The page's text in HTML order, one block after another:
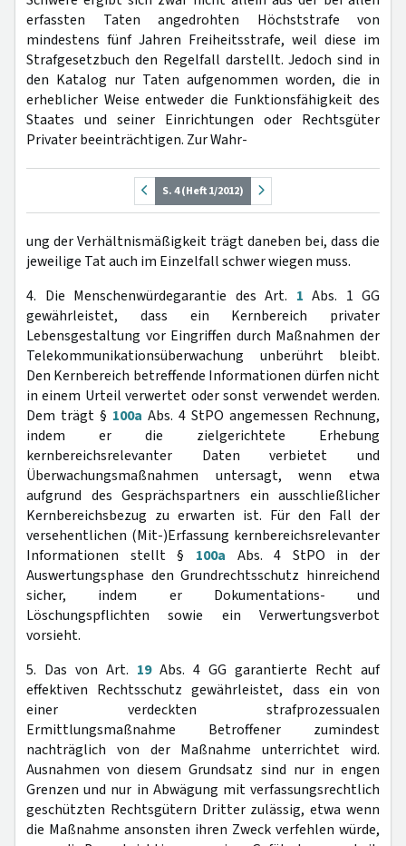
erfassten Taten angedrohten Höchststrafe von
mindestens fünf Jahren Freiheitsstrafe, weil diese im
Strafgesetzbuch den Regelfall darstellt. Jedoch sind in
den Katalog nur Taten aufgenommen worden, die in
erheblicher Weise entweder die Funktionsfähigkeit des
Staates und seiner Einrichtungen oder Rechtsgüter
Privater beeinträchtigen. Zur Wahr-
S. 4 (Heft 1/2012)
ung der Verhältnismäßigkeit trägt daneben bei, dass die
jeweilige Tat auch im Einzelfall schwer wiegen muss.
4. Die Menschenwürdegarantie des Art. 1 Abs. 1 GG
gewährleistet, dass ein Kernbereich privater
Lebensgestaltung vor Eingriffen durch Maßnahmen der
Telekommunikationsüberwachung unberührt bleibt.
Den Kernbereich betreffende Informationen dürfen nicht
in einem Urteil verwertet oder sonst verwendet werden.
Dem trägt § 100a Abs. 4 StPO angemessen Rechnung,
indem er die zielgerichtete Erhebung
kernbereichsrelevanter Daten verbietet und
Überwachungsmaßnahmen untersagt, wenn etwa
aufgrund des Gesprächspartners ein ausschließlicher
Kernbereichsbezug zu erwarten ist. Für den Fall der
versehentlichen (Mit-)Erfassung kernbereichsrelevanter
Informationen stellt § 100a Abs. 4 StPO in der
Auswertungsphase den Grundrechtsschutz hinreichend
sicher, indem er Dokumentations- und
Löschungspflichten sowie ein Verwertungsverbot
vorsieht.
5. Das von Art. 19Abs. 4 GG garantierte Recht auf
effektiven Rechtsschutz gewährleistet, dass ein von
einer verdeckten strafprozessualen
Ermittlungsmaßnahme Betroffener zumindest
nachträglich von der Maßnahme unterrichtet wird.
Ausnahmen von diesem Grundsatz sind nur in engen
Grenzen und nur in Abwägung mit verfassungsrechtlich
geschützten Rechtsgütern Dritter zulässig, etwa wenn
die Maßnahme ansonsten ihren Zweck verfehlen würde,